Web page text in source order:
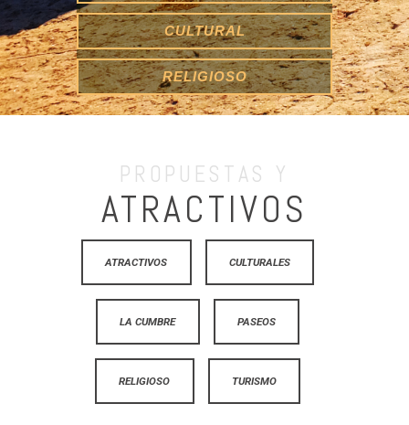
CULTURAL
RELIGIOSO
PROPUESTAS Y
ATRACTIVOS
ATRACTIVOS CULTURALES
LA CUMBRE PASEOS
RELIGIOSO TURISMO